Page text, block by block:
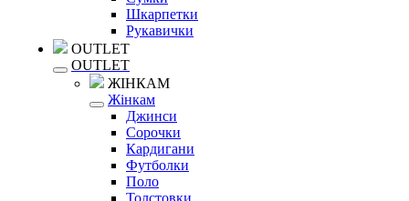
Шкарпетки
Рукавички
OUTLET
OUTLET
ЖІНКАМ
Жінкам
Джинси
Сорочки
Кардигани
Футболки
Поло
Толстовки